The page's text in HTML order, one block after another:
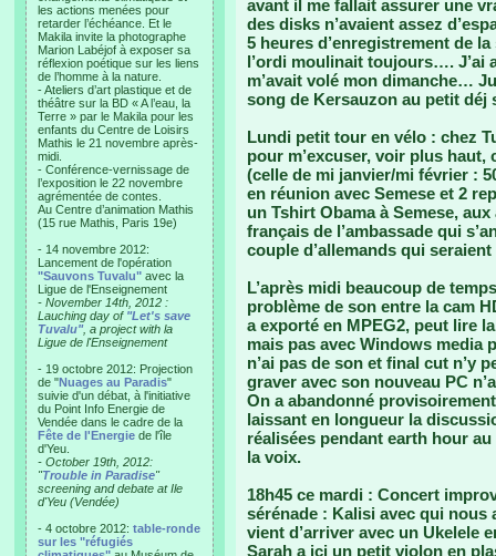
les actions menées pour
retarder l’échéance. Et le
Makila invite la photographe
Marion Labéjof à exposer sa
réflexion poétique sur les liens
de l’homme à la nature.
- Ateliers d’art plastique et de
théâtre sur la BD « A l’eau, la
Terre » par le Makila pour les
enfants du Centre de Loisirs
Mathis le 21 novembre après-
midi.
- Conférence-vernissage de
l’exposition le 22 novembre
agrémentée de contes.
Au Centre d’animation Mathis
(15 rue Mathis, Paris 19e)
- 14 novembre 2012:
Lancement de l'opération
"Sauvons Tuvalu" avec la
Ligue de l'Enseignement
- November 14th, 2012 :
Lauching day of "Let's save
Tuvalu", a project with la
Ligue de l'Enseignement
- 19 octobre 2012: Projection
de "Nuages au Paradis"
suivie d'un débat, à l'initiative
du Point Info Energie de
Vendée dans le cadre de la
Fête de l'Energie de l'île
d'Yeu.
- October 19th, 2012:
"Trouble in Paradise"
screening and debate at Ile
d'Yeu (Vendée)
- 4 octobre 2012: table-ronde
sur les "réfugiés
avant il me fallait assurer une
des disks n’avaient assez
5 heures d’enregistrement de
l’ordi moulinait toujours…. J’ai
m’avait volé mon dimanche…
song de Kersauzon au petit déj
Lundi petit tour en vélo : chez
pour m’excuser, voir plus
(celle de mi janvier/mi février :
en réunion avec Semese et 2
un Tshirt Obama à Semese,
français de l’ambassade qui
couple d’allemands qui
L’après midi beaucoup de
problème de son entre la cam
a exporté en MPEG2, peut lire
mais pas avec Windows media
n’ai pas de son et final cut n’y
graver avec son nouveau PC
On a abandonné
laissant en longueur la
réalisées pendant earth hour
la voix.
18h45 ce mardi : Concert
sérénade : Kalisi avec qui
vient d’arriver avec un Ukelele
Sarah a ici un petit violon en